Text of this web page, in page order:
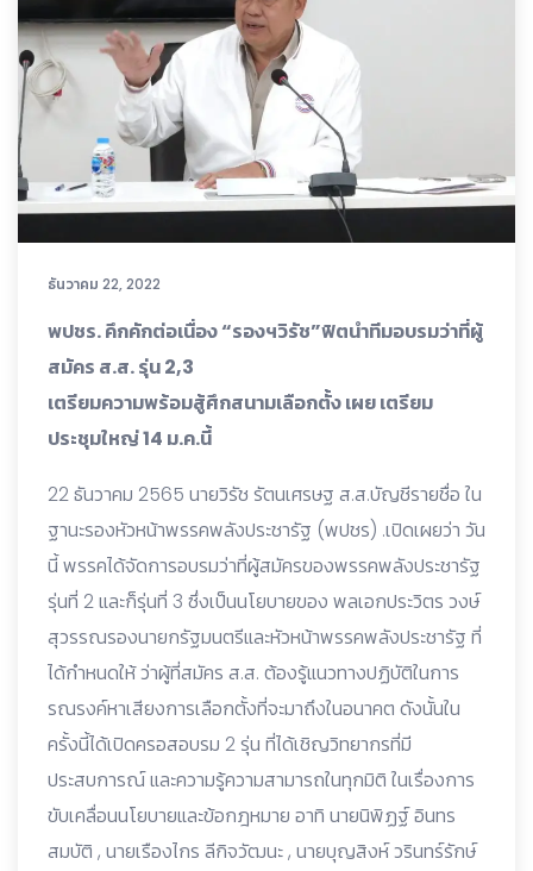
ธันวาคม 22, 2022
พปชร. คึกคักต่อเนื่อง “รองฯวิรัช”ฟิตนำทีมอบรมว่าที่ผู้
สมัคร ส.ส. รุ่น 2,3
เตรียมความพร้อมสู้ศึกสนามเลือกตั้ง เผย เตรียม
ประชุมใหญ่ 14 ม.ค.นี้
22 ธันวาคม 2565 นายวิรัช รัตนเศรษฐ ส.ส.บัญชีรายชื่อ ใน
ฐานะรองหัวหน้าพรรคพลังประชารัฐ (พปชร) .เปิดเผยว่า วัน
นี้ พรรคได้จัดการอบรมว่าที่ผู้สมัครของพรรคพลังประชารัฐ
รุ่นที่ 2 และก็รุ่นที่ 3 ซึ่งเป็นนโยบายของ พลเอกประวิตร วงษ์
สุวรรณรองนายกรัฐมนตรีและหัวหน้าพรรคพลังประชารัฐ ที่
ได้กำหนดให้ ว่าผู้ที่สมัคร ส.ส. ต้องรู้แนวทางปฏิบัติในการ
รณรงค์หาเสียงการเลือกตั้งที่จะมาถึงในอนาคต ดังนั้นใน
ครั้งนี้ได้เปิดครอสอบรม 2 รุ่น ที่ได้เชิญวิทยากรที่มี
ประสบการณ์ และความรู้ความสามารถในทุกมิติ ในเรื่องการ
ขับเคลื่อนนโยบายและข้อกฎหมาย อาทิ นายนิพิฏฐ์ อินทร
สมบัติ , นายเรืองไกร ลีกิจวัฒนะ , นายบุญสิงห์ วรินทร์รักษ์